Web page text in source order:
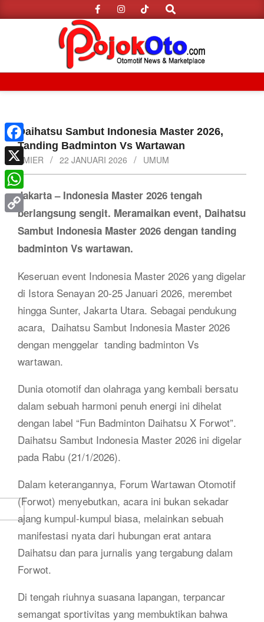
to
Search
MenuDaihatsu Sambut Indonesia Master 2026,
Tanding Badminton Vs Wartawan
AMIER
22 JANUARI 2026 UMUM
Jakarta – Indonesia Master 2026 tengah
berlangsung sengit. Meramaikan event, Daihatsu
Sambut Indonesia Master 2026 dengan tanding
badminton Vs wartawan.
Keseruan event Indonesia Master 2026 yang digelar
di Istora Senayan 20-25 Januari 2026, merembet
hingga Sunter, Jakarta Utara. Sebagai pendukung
acara, Daihatsu Sambut Indonesia Master 2026
dengan menggelar tanding badminton Vs
wartawan.
Dunia otomotif dan olahraga yang kembali bersatu
dalam sebuah harmoni penuh energi ini dihelat
dengan label “Fun Badminton Daihatsu X Forwot”.
Daihatsu Sambut Indonesia Master 2026 ini digelar
pada Rabu (21/1/2026).
Dalam keterangannya, Forum Wartawan Otomotif
(Forwot) menyebutkan, acara ini bukan sekadar
ajang kumpul-kumpul biasa, melainkan sebuah
manifestasi nyata dari hubungan erat antara
Daihatsu dan para jurnalis yang tergabung dalam
Forwot.
Di tengah riuhnya suasana lapangan, terpancar
semangat sportivitas yang membuktikan bahwa
Facebook
X
WhatsApp